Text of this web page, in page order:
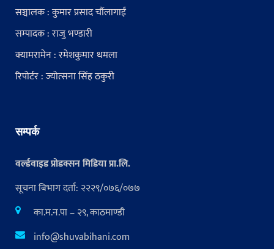
सञ्चालक : कुमार प्रसाद चौंलागाईं
सम्पादक : राजु भण्डारी
क्यामरामेन : रमेशकुमार धमला
रिपोर्टर : ज्योत्सना सिंह ठकुरी
सम्पर्क
वर्ल्डवाइड प्रोडक्सन मिडिया प्रा.लि.
सूचना बिभाग दर्ता: २२२९/०७६/०७७
का.म.न.पा – २९, काठमाण्डौ
info@shuvabihani.com